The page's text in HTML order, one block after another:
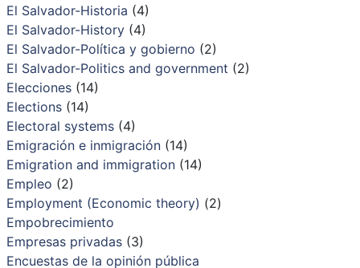
El Salvador-Historia (4)
El Salvador-History(4)
El Salvador-Política y gobierno (2)
El Salvador-Politics and government (2)
Elecciones(14)
Elections(14)
Electoral systems(4)
Emigración e inmigración(14)
Emigration and immigration(14)
Empleo (2)
Employment (Economic theory) (2)
Empobrecimiento
Empresas privadas(3)
Encuestas de la opinión pública